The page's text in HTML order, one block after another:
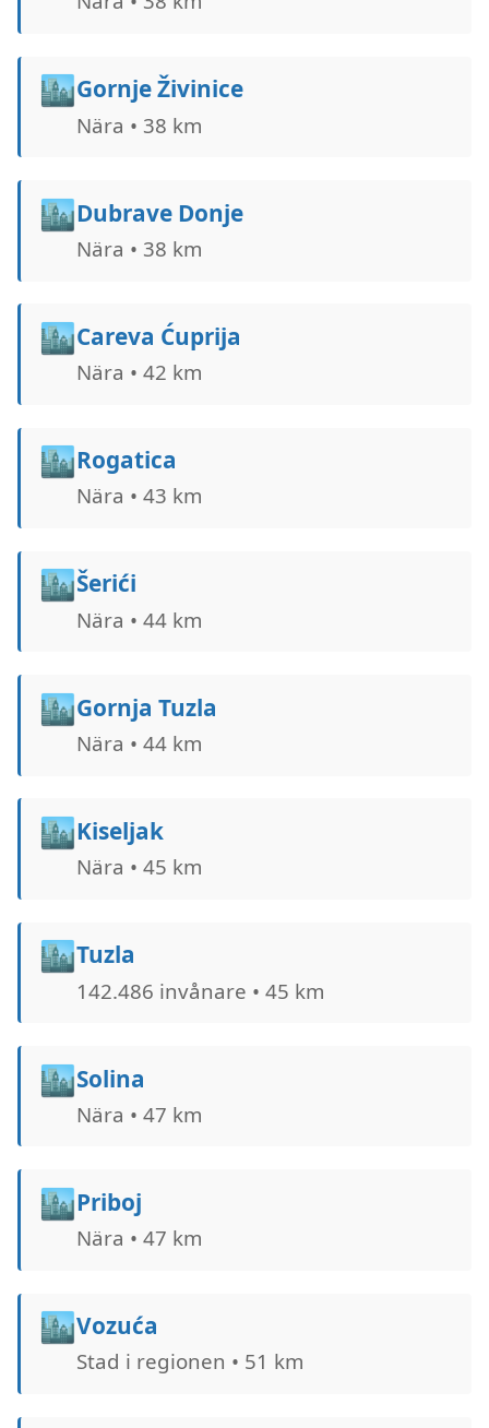
🏙️Gornje Živinice
Nära • 38 km
🏙️Dubrave Donje
Nära • 38 km
🏙️Careva Ćuprija
Nära • 42 km
🏙️Rogatica
Nära • 43 km
🏙️Šerići
Nära • 44 km
🏙️Gornja Tuzla
Nära • 44 km
🏙️Kiseljak
Nära • 45 km
🏙️Tuzla
142.486 invånare • 45 km
🏙️Solina
Nära • 47 km
🏙️Priboj
Nära • 47 km
🏙️Vozuća
Stad i regionen • 51 km